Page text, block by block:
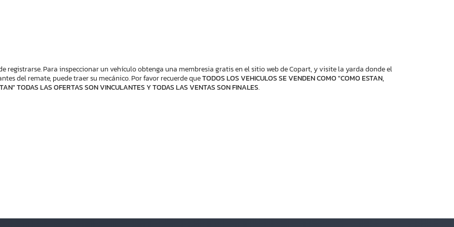
registrarse. Para inspeccionar un vehículo obtenga una membresia gratis en el sitio web de Copart, y visite la yarda donde el
del remate, puede traer su mecánico. Por favor recuerde queTODOS LOS VEHICULOS SE VENDEN COMO "COMO ESTAN,
TODAS LAS OFERTAS SON VINCULANTES Y TODAS LAS VENTAS SON FINALES.